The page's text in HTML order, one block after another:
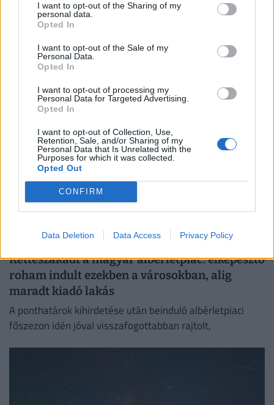
I want to opt-out of the Sharing of my
personal data.
Opted In
I want to opt-out of the Sale of my
Personal Data.
Opted In
I want to opt-out of processing my
Personal Data for Targeted Advertising.
Opted In
I want to opt-out of Collection, Use,
Retention, Sale, and/or Sharing of my
Personal Data that Is Unrelated with the
Purposes for which it was collected.
Opted Out
CONFIRM
Data Deletion Data Access Privacy Policy
Rendkívüli korlátozást vezettek be
Magyarországon: az ország 90 százalékán
azonnal betiltották ezt a kerti tevékenységet
A rendkívüli, az ország 90 százalékát érintő aszály miatt
ivóvízhálózaton a folyamatos lakossági ellátás
biztosítása érdekében.
Kettészakadt a magyar albérletpiac: elképesztő
roham indult ezekben a városokban, alig
maradt kiadó lakás
A ponthatárok kihirdetése után beinduló albérletpiaci
főszezon idén jóval visszafogottabban rajtolt,